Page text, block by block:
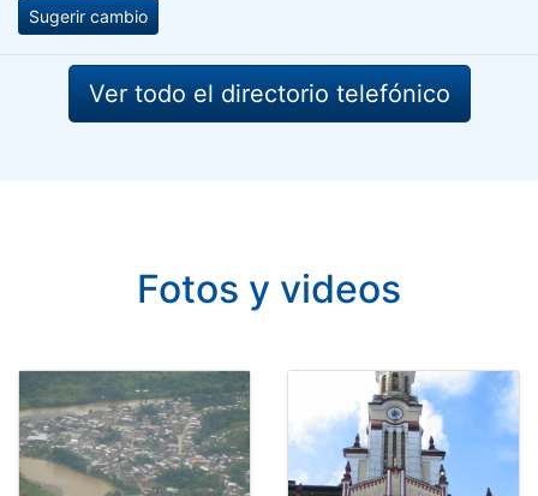
Sugerir cambio
Ver todo el directorio telefónico
Fotos y videos